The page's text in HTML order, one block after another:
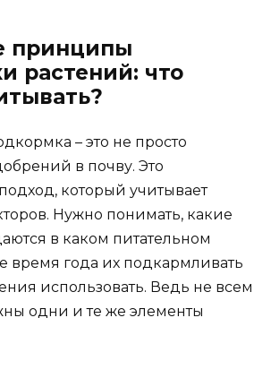
принципы
растений: что
– это не просто
в почву. Это
который учитывает
Нужно понимать, какие
в каком питательном
время года их подкармливать
использовать. Ведь не всем
одни и те же элементы